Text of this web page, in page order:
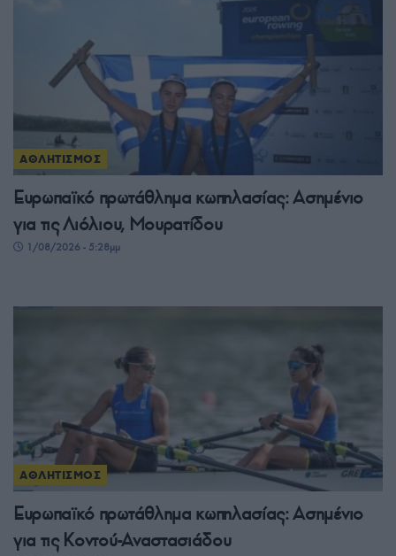
ΑΘΛΗΤΙΣΜΟΣ
Ευρωπαϊκό πρωτάθλημα κωπηλασίας: Ασημένιο
για τις Λιόλιου, Μουρατίδου
1/08/2026 - 5:28μμ
ΑΘΛΗΤΙΣΜΟΣ
Ευρωπαϊκό πρωτάθλημα κωπηλασίας: Ασημένιο
για τις Κοντού-Αναστασιάδου